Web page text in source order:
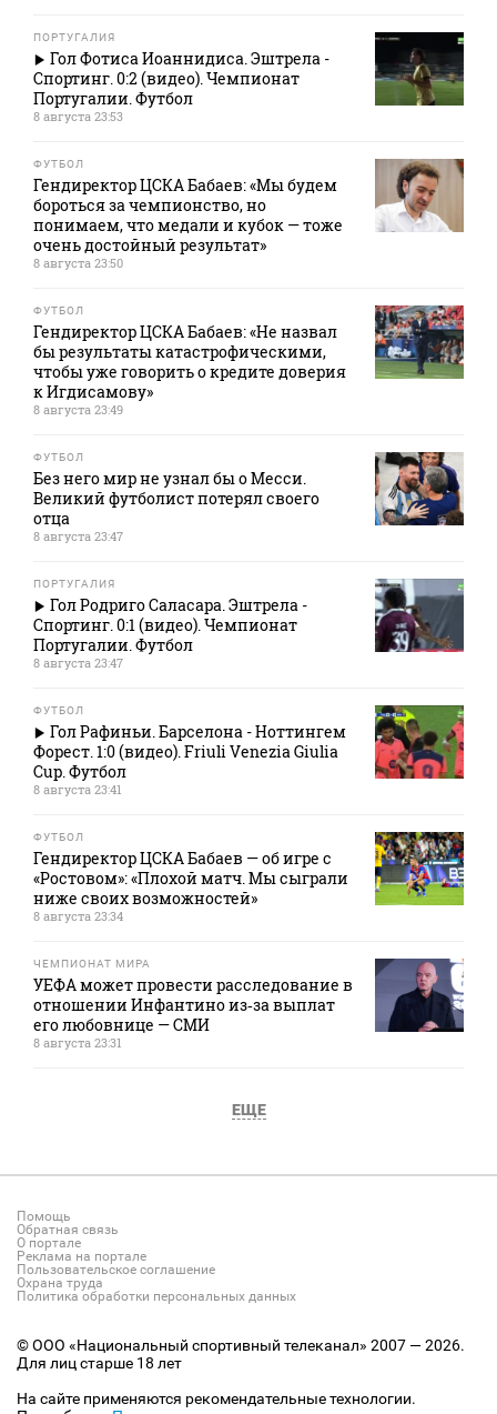
ПОРТУГАЛИЯ
Гол Фотиса Иоаннидиса. Эштрела -
Спортинг. 0:2 (видео). Чемпионат
Португалии. Футбол
8 августа 23:53
ФУТБОЛ
Гендиректор ЦСКА Бабаев: «Мы будем
бороться за чемпионство, но
понимаем, что медали и кубок — тоже
очень достойный результат»
8 августа 23:50
ФУТБОЛ
Гендиректор ЦСКА Бабаев: «Не назвал
бы результаты катастрофическими,
чтобы уже говорить о кредите доверия
к Игдисамову»
8 августа 23:49
ФУТБОЛ
Без него мир не узнал бы о Месси.
Великий футболист потерял своего
отца
8 августа 23:47
ПОРТУГАЛИЯ
Гол Родриго Саласара. Эштрела -
Спортинг. 0:1 (видео). Чемпионат
Португалии. Футбол
8 августа 23:47
ФУТБОЛ
Гол Рафиньи. Барселона - Ноттингем
Форест. 1:0 (видео). Friuli Venezia Giulia
Cup. Футбол
8 августа 23:41
ФУТБОЛ
Гендиректор ЦСКА Бабаев — об игре с
«Ростовом»: «Плохой матч. Мы сыграли
ниже своих возможностей»
8 августа 23:34
ЧЕМПИОНАТ МИРА
УЕФА может провести расследование в
отношении Инфантино из‑за выплат
его любовнице — СМИ
8 августа 23:31
ЕЩЕ
Помощь
Обратная связь
О портале
Реклама на портале
Пользовательское соглашение
Охрана труда
Политика обработки персональных данных
© ООО «Национальный спортивный телеканал» 2007 — 2026.
Для лиц старше 18 лет
На сайте применяются рекомендательные технологии.